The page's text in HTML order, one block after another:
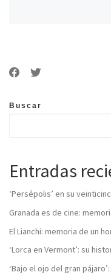
Buscar
Entradas
‘Persépolis’ en su
Granada es de cine:
El Lianchi: memoria de un
‘Lorca en Vermont’: su
‘Bajo el ojo del gran